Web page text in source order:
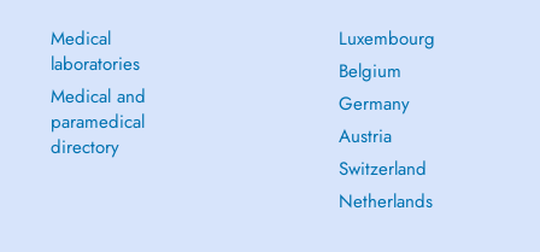
Medical
laboratories
Medical and
paramedical
directory
Luxembourg
Belgium
Germany
Austria
Switzerland
Netherlands